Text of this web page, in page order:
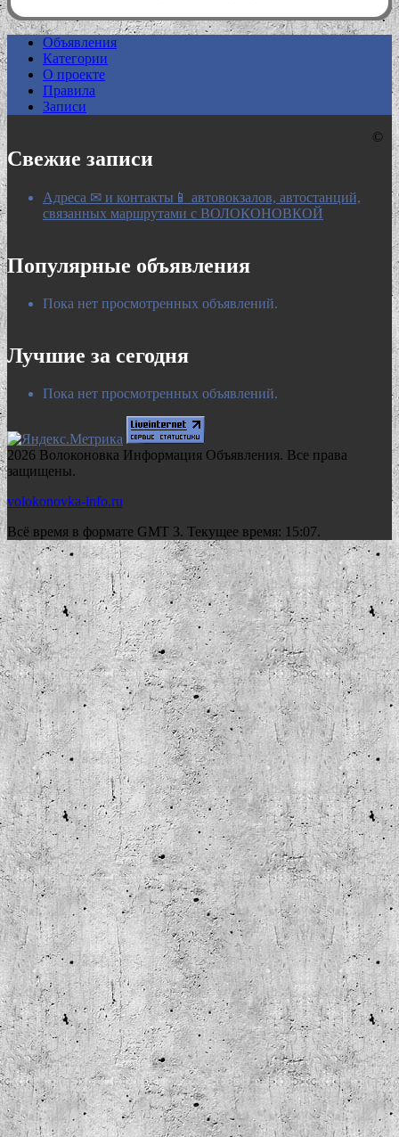
0:00
Объявления
Категории
О проекте
Правила
Записи
Свежие записи
Адреса ✉ и контакты📱 автовокзалов, автостанций,
связанных маршрутами с ВОЛОКОНОВКОЙ
Популярные объявления
Пока нет просмотренных объявлений.
Лучшие за сегодня
Пока нет просмотренных объявлений.
©
2026 Волоконовка Информация Объявления. Все права
защищены.
volokonovka-info.ru
Всё время в формате GMT 3. Текущее время: 15:07.